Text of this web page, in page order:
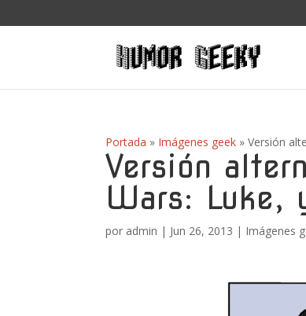
Portada » Imágenes geek »Versión
Versión
Wars: Luke,
por admin | Jun 26, 2013 | Imágenes